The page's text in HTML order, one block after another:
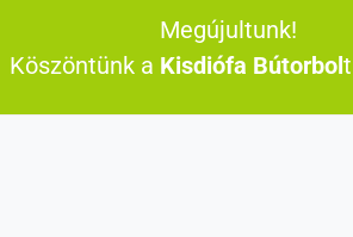
Megújultunk!
Köszöntünk a Kisdiófa Bútorbol